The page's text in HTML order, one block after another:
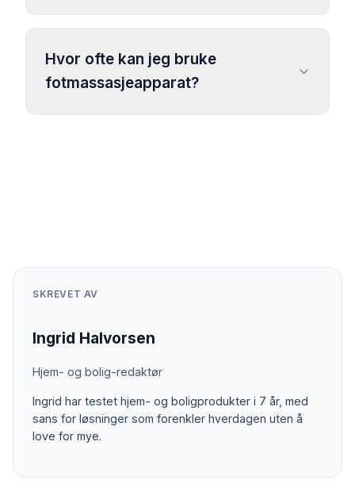
Hvor ofte kan jeg bruke
fotmassasjeapparat?
SKREVET AV
Ingrid Halvorsen
Hjem- og bolig-redaktør
Ingrid har testet hjem- og boligprodukter i 7 år, med
sans for løsninger som forenkler hverdagen uten å
love for mye.